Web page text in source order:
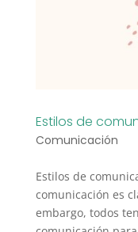
Estilos de
Comunicación
Estilos de
comunicación es
embargo, todos